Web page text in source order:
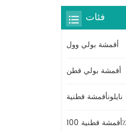
فئات
أقمشة بولي وول
أقمشة بولي قطن
نايلونأقمشة قطنية
أقمشة قطنية 100٪